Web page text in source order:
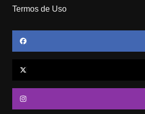
Termos de Uso